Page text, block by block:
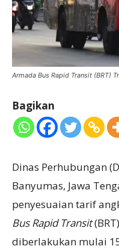
Armada Bus Rapid Transit (BRT)
Bagikan
Dinas Perhubungan
Banyumas, Jawa
penyesuaian tarif
BusRapid Transit
diberlakukan mulai